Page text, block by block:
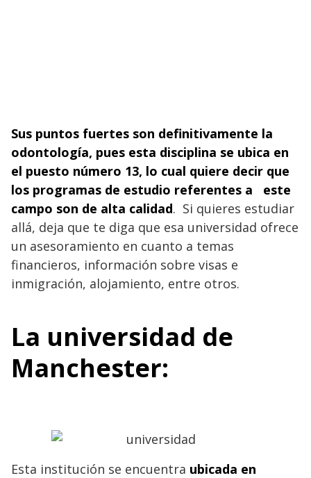
Sus puntos fuertes son definitivamente la
odontología, pues esta disciplina se ubica en
el puesto número 13, lo cual quiere decir que
los programas de estudio referentes a este
campo son de alta calidad. Si quieres estudiar
allá, deja que te diga que esa universidad ofrece
un asesoramiento en cuanto a temas
financieros, información sobre visas e
inmigración, alojamiento, entre otros.
La universidad de
Manchester:
Esta institución se encuentra ubicada en